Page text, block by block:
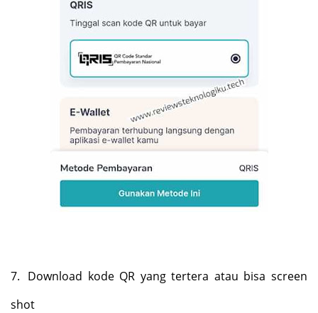
7. Download kode QR yang tertera atau bisa screen
shot